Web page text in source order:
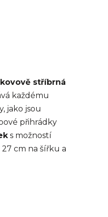
kovově stříbrná
každému
jako jsou
přihrádky
s možností
27 cm na šířku a